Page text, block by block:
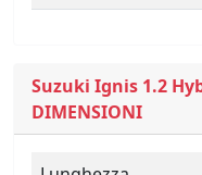
Suzuki Ignis 1.2
DIMENSIONI